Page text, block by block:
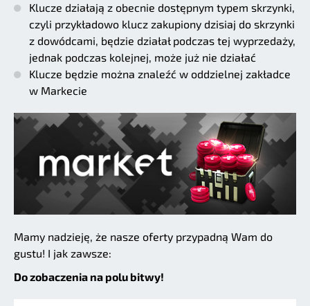
Klucze działają z obecnie dostępnym typem skrzynki,
czyli przykładowo klucz zakupiony dzisiaj do skrzynki
z dowódcami, będzie działał podczas tej wyprzedaży,
jednak podczas kolejnej, może już nie działać
Klucze będzie można znaleźć w oddzielnej zakładce
w Markecie
Mamy nadzieję, że nasze oferty przypadną Wam do
gustu! I jak zawsze:
Do zobaczenia na polu bitwy!